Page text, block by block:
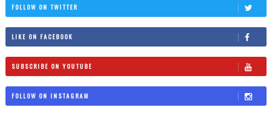
FOLLOW ON TWITTER
LIKE ON FACEBOOK
SUBSCRIBE ON YOUTUBE
FOLLOW ON INSTAGRAM